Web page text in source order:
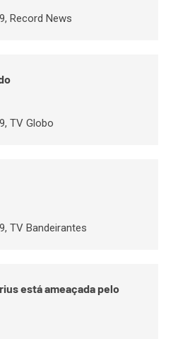
Record News
TV Globo
TV Bandeirantes
está ameaçada pelo